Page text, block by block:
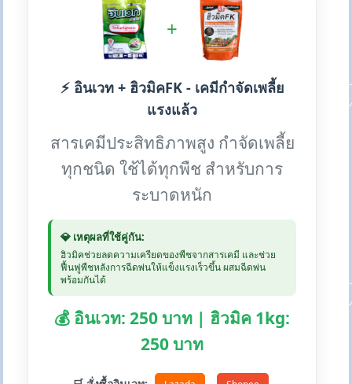
+
⚡ อินเวท + ฮิวมิคFK - เคมีกำจัดเพลี้ย
แรงแล้ว
สารเคมีประสิทธิภาพสูง กำจัดเพลี้ย
ทุกชนิด ใช้ได้ทุกพืช สำหรับการ
ระบาดหนัก
💎 เหตุผลที่ใช้คู่กัน:
ฮิวมิคช่วยลดความเครียดของพืชจากสารเคมี และช่วย
ฟื้นฟูพืชหลังการฉีดพ่นให้แข็งแรงเร็วขึ้น ผสมฉีดพ่น
พร้อมกันได้
💰 อินเวท: 250 บาท | ฮิวมิค 1kg:
250 บาท